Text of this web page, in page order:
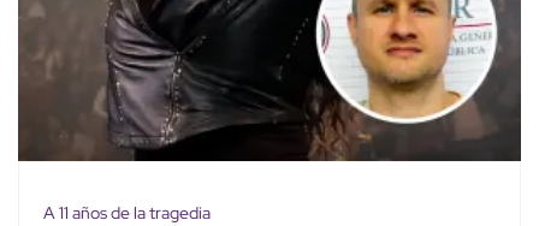
A 11 años de la tragedia